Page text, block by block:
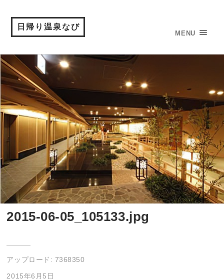
日帰り温泉なび
MENU
2015-06-05_105133.jpg
アップロード: 7368350
2015年6月5日